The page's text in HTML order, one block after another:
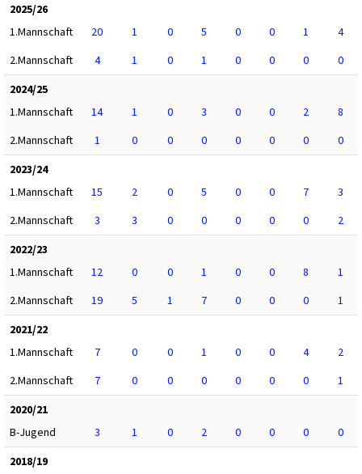
2025/26
1.Mannschaft
20 1 0 5 0 0 1
4
2.Mannschaft
4 1 0 1 0 0 0
0
2024/25
1.Mannschaft
14 1 0 3 0 0 2
8
2.Mannschaft
1 0 0 0 0 0 0
0
2023/24
1.Mannschaft
15 2 0 5 0 0 7
3
2.Mannschaft
3 3 0 0 0 0 0
2
2022/23
1.Mannschaft
12 0 0 1 0 0 8
1
2.Mannschaft
19 5 1 7 0 0 0
1
2021/22
1.Mannschaft
7 0 0 1 0 0 4
2
2.Mannschaft
7 0 0 0 0 0 0
1
2020/21
B-Jugend
3 1 0 2 0 0 0
0
2018/19